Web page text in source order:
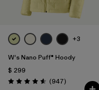
+3
W's Nano Puff® Hoody
$ 299
Valoración: 4.6 / 5
(947Comentarios
)